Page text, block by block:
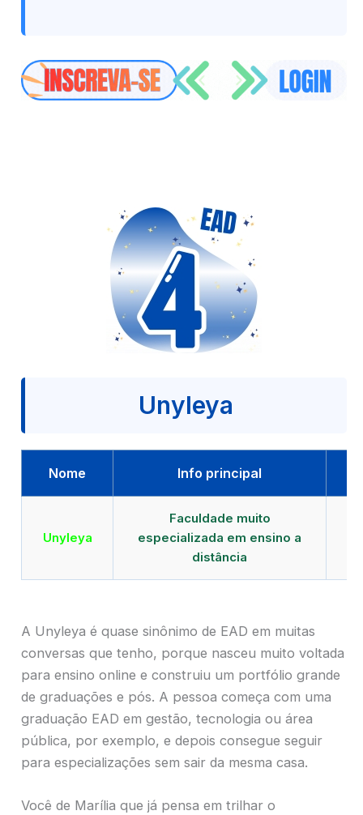
Unyleya
Nome Info principal
Unyleya
Faculdade muito
especializada em ensino a
distância
A Unyleya é quase sinônimo de EAD em muitas
conversas que tenho, porque nasceu muito voltada
para ensino online e construiu um portfólio grande
de graduações e pós. A pessoa começa com uma
graduação EAD em gestão, tecnologia ou área
pública, por exemplo, e depois consegue seguir
para especializações sem sair da mesma casa.
Você de Marília que já pensa em trilhar o